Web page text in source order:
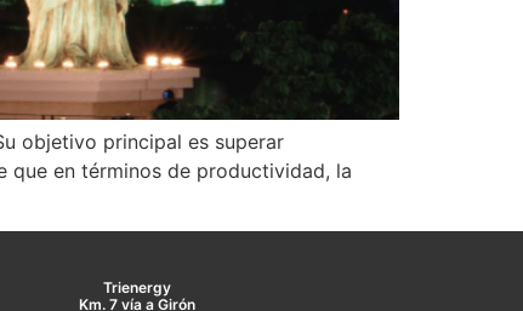
objetivo principal es superar
que en términos de productividad, la
Trienergy
Km. 7 vía a Girón